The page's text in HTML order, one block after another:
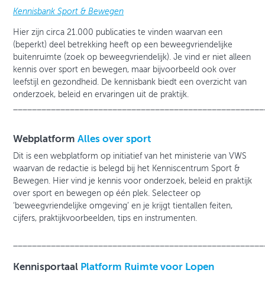
Kennisbank Sport & Bewegen
Hier zijn circa 21.000 publicaties te vinden waarvan een
(beperkt) deel betrekking heeft op een beweegvriendelijke
buitenruimte (zoek op beweegvriendelijk). Je vind er niet alleen
kennis over sport en bewegen, maar bijvoorbeeld ook over
leefstijl en gezondheid. De kennisbank biedt een overzicht van
onderzoek, beleid en ervaringen uit de praktijk.
Webplatform Alles over sport
Dit is een webplatform op initiatief van het ministerie van VWS
waarvan de redactie is belegd bij het Kenniscentrum Sport &
Bewegen. Hier vind je kennis voor onderzoek, beleid en praktijk
over sport en bewegen op één plek. Selecteer op
‘beweegvriendelijke omgeving’ en je krijgt tientallen feiten,
cijfers, praktijkvoorbeelden, tips en instrumenten.
Kennisportaal Platform Ruimte voor Lopen